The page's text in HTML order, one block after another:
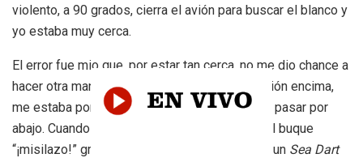
violento, a 90 grados, cierra el avión para buscar el blanco y
yo estaba muy cerca.
El error fue mio que, por estar tan cerca, no me dio chance a
hacer otra maniobra que levantar. Me tiró el avión encima,
me estaba por chocar, levanté el avión, lo dejé pasar por
abajo. Cuando estábamos casi ya con rumbo al buque
“¡misilazo!” gritó Rinke. Ahí lo veo al misil, era un Sea Dart